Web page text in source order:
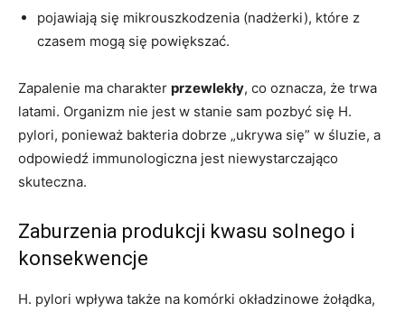
pojawiają się mikrouszkodzenia (nadżerki), które z
czasem mogą się powiększać.
Zapalenie ma charakter przewlekły, co oznacza, że trwa
latami. Organizm nie jest w stanie sam pozbyć się H.
pylori, ponieważ bakteria dobrze „ukrywa się” w śluzie, a
odpowiedź immunologiczna jest niewystarczająco
skuteczna.
Zaburzenia produkcji kwasu solnego i
konsekwencje
H. pylori wpływa także na komórki okładzinowe żołądka,